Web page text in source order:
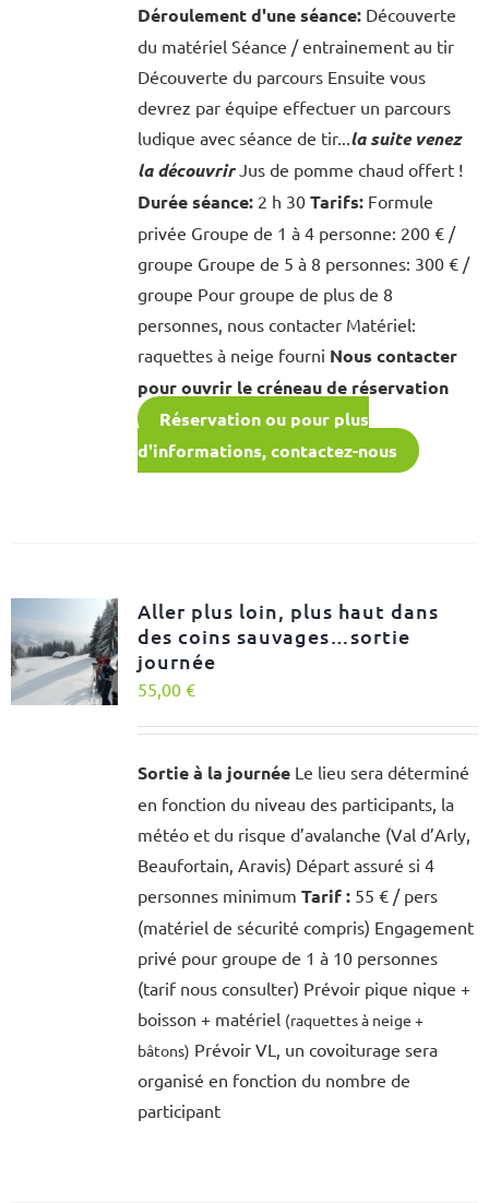
Déroulement d'une séance:Découverte
du matériel Séance / entrainement au tir
Découverte du parcours Ensuite vous
devrez par équipe effectuer un parcours
ludique avec séance de tir... la suite venez
la découvrirJus de pomme chaud offert !
Durée séance:2 h 30 Tarifs:Formule
privée Groupe de 1 à 4 personne: 200 € /
groupe Groupe de 5 à 8 personnes: 300 € /
groupe Pour groupe de plus de 8
personnes, nous contacter Matériel:
raquettes à neige fourni Nous contacter
pour ouvrir le créneau de réservation
Réservation ou pour plus
d'informations, contactez-nous
Aller plus loin, plus haut dans
des coins sauvages…sortie
journée
55,00 €
Sortie à la journéeLe lieu sera déterminé
en fonction du niveau des participants, la
météo et du risque d’avalanche (Val d’Arly,
Beaufortain, Aravis) Départ assuré si 4
personnes minimum Tarif :55 € / pers
(matériel de sécurité compris) Engagement
privé pour groupe de 1 à 10 personnes
(tarif nous consulter) Prévoir pique nique +
boisson + matériel (raquettes à neige +
bâtons) Prévoir VL, un covoiturage sera
organisé en fonction du nombre de
participant